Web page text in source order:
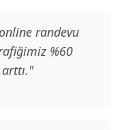
randevu
%60